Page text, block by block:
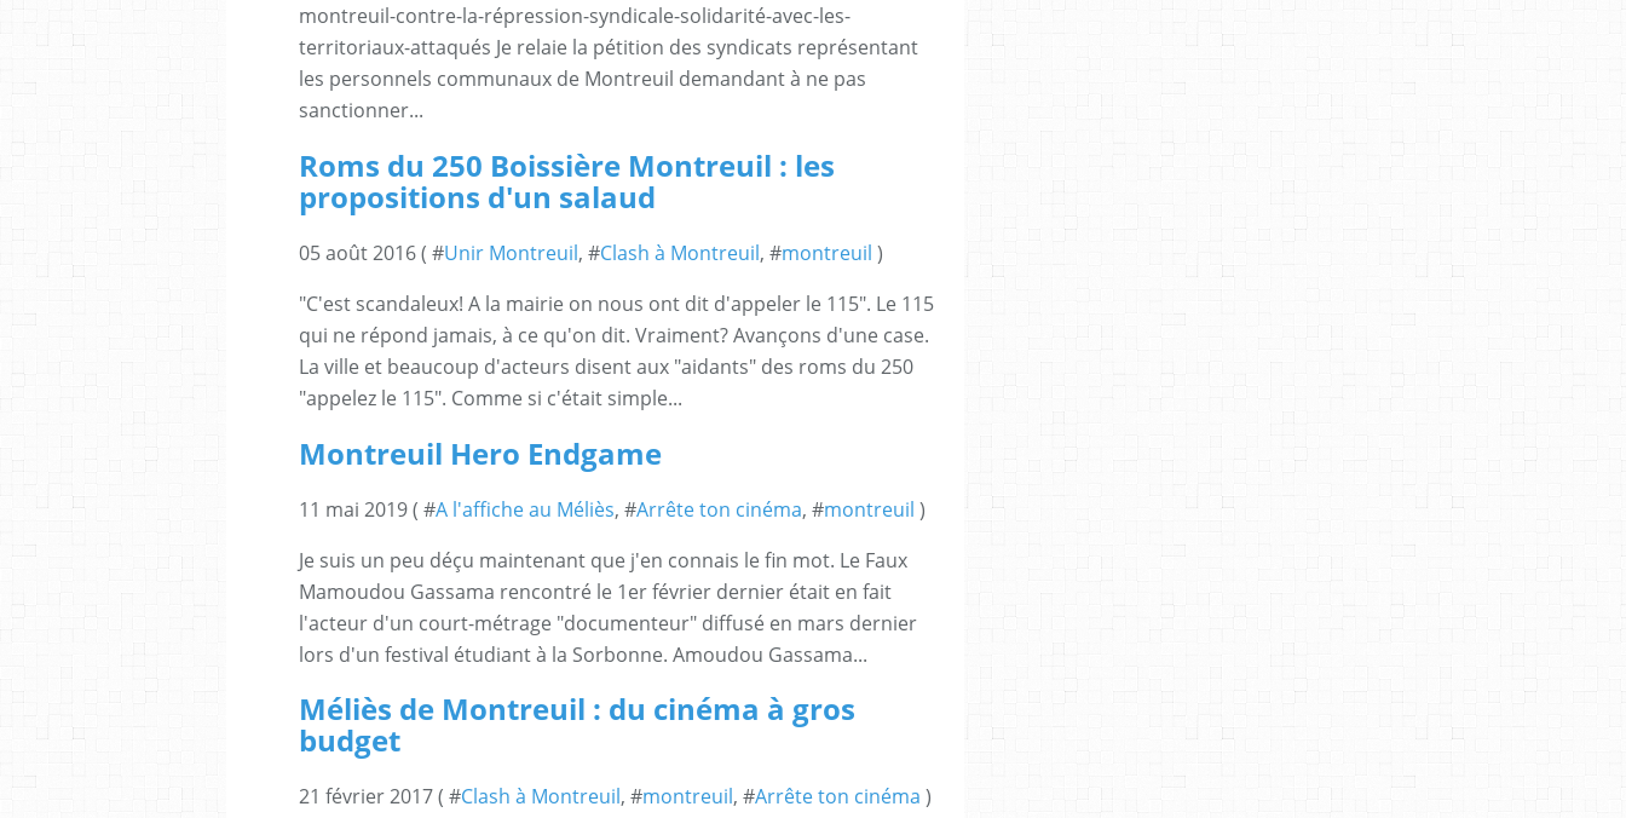
montreuil-contre-la-répression-syndicale-solidarité-avec-les-
territoriaux-attaqués Je relaie la pétition des syndicats représentant
les personnels communaux de Montreuil demandant à ne pas
sanctionner...
Roms du 250 Boissière Montreuil : les
propositions d'un salaud
05 août 2016 ( #Unir Montreuil, #Clash à Montreuil, #montreuil )
"C'est scandaleux! A la mairie on nous ont dit d'appeler le 115". Le 115
qui ne répond jamais, à ce qu'on dit. Vraiment? Avançons d'une case.
La ville et beaucoup d'acteurs disent aux "aidants" des roms du 250
"appelez le 115". Comme si c'était simple...
Montreuil Hero Endgame
11 mai 2019 ( #A l'affiche au Méliès, #Arrête ton cinéma, #montreuil )
Je suis un peu déçu maintenant que j'en connais le fin mot. Le Faux
Mamoudou Gassama rencontré le 1er février dernier était en fait
l'acteur d'un court-métrage "documenteur" diffusé en mars dernier
lors d'un festival étudiant à la Sorbonne. Amoudou Gassama...
Méliès de Montreuil : du cinéma à gros
budget
21 février 2017 ( #Clash à Montreuil, #montreuil, #Arrête ton cinéma )